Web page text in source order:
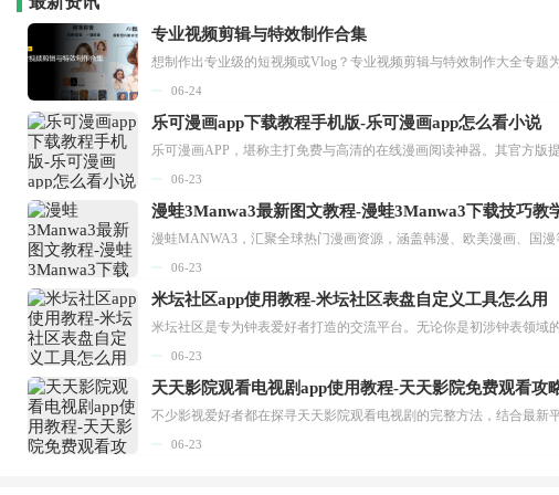
专业视频剪辑与特效制作合集
想制作出专业级的短视频或Vlog？专业视频剪辑与特效制作大全专
06-24
乐可漫画app下载教程手机版-乐可漫画app怎么看小说
06-23
漫蛙3Manwa3最新图文教程-漫蛙3Manwa3下载技巧教
漫蛙MANWA3，汇聚全球热门漫画资源，涵盖韩漫、欧美漫画、国
06-23
米坛社区app使用教程-米坛社区表盘自定义工具怎么用
06-23
天天影院观看电视剧app使用教程-天天影院免费观看攻
06-23